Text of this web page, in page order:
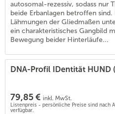
autosomal-rezessiv, sodass nur
beide Erbanlagen betroffen
Lähmungen der Gliedmaßen
ein charakteristisches Gangbild
Bewegung beider Hinterläufe...
DNA-Profil IDentität HUND
79,85 € inkl. MwSt.
Listenpreis - persönliche Preise sind nach
verfügbar.